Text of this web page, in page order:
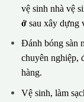
vệ sinh nhà vệ
ởsau xây dựng
Đánh bóng sàn
chuyên nghiệp,
hàng.
Vệ sinh, làm